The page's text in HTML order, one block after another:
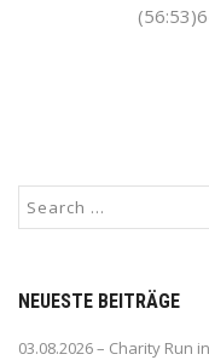
NEUESTE BEITRÄGE
03.08.2026 – Charity Run